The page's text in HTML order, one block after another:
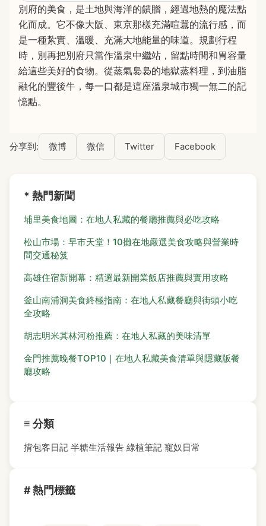
別府的美食，是土地與海洋的饋贈，經過地熱的魔法點
化而成。它不像大阪、東京那樣充滿喧囂的流行感，而
是一種紮實、溫暖、充滿大地能量的味道。規劃行程
時，別再把別府只當作溫泉中繼站，留點時間和胃容量
給這些美好的食物。從蒸氣裊裊的地獄蒸料理，到油脂
融化的豐後牛，每一口都是這座溫泉城市獨一無二的記
憶點。
分享到: 微博 微信 Twitter Facebook
* 熱門新聞
埔里美食地圖：在地人私藏的餐廳推薦與必吃攻略
松山市場：早市天堂！10攤在地嚴選美食攻略與營業時
間交通秘笈
高雄住宿新開幕：精選最新開業飯店推薦與實用攻略
釜山南浦洞美食終極指南：在地人私藏餐廳與街頭小吃
全攻略
胡志明米其林河粉推薦：在地人私藏的美味清單
金門推薦晚餐TOP10｜在地人私藏美食清單與隱藏版餐
廳攻略
≡ 分類
揹包客日記 半糖生活報告 綠植筆記 寵奴日常
# 熱門標籤